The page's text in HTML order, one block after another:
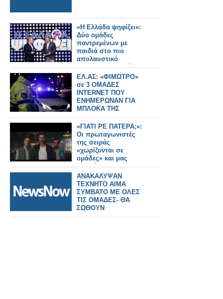
«Η Ελλάδα ψηφίζει»:
Δύο ομάδες
παντρεμένων με
παιδιά στο πιο
απολαυστικό
guessing της ζωής
τους...
ΕΛ.ΑΣ: «ΦΙΜΩΤΡΟ»
σε 3 ΟΜΑΔΕΣ
INTERNET ΠΟΥ
ΕΝΗΜΕΡΩΝΑΝ ΓΙΑ
ΜΠΛΟΚΑ ΤΗΣ
ΤΡΟΧΑΙΑΣ - 2
ΣΥΛΛΗΨΕΙΣ ΝΕΑΡΩΝ
«ΓΙΑΤΙ ΡΕ ΠΑΤΕΡΑ;»:
Οι πρωταγωνιστές
της σειράς
«χωρίζονται σε
ομάδες» και μας
συστήνονται...
ΑΝΑΚΑΛΥΨΑΝ
ΤΕΧΝΗΤΟ ΑΙΜΑ
ΣΥΜΒΑΤΟ ΜΕ ΟΛΕΣ
ΤΙΣ ΟΜΑΔΕΣ- ΘΑ
ΣΩΘΟΥΝ
ΕΚΑΤΟΜΜΥΡΙΑ ΖΩΕΣ